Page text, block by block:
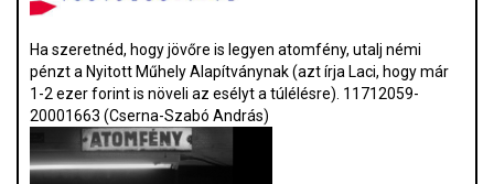
Ha szeretnéd, hogy jövőre is legyen atomfény, utalj némi
pénzt a Nyitott Műhely Alapítványnak (azt írja Laci, hogy már
1-2 ezer forint is növeli az esélyt a túlélésre). 11712059-
20001663 (Cserna-Szabó András)